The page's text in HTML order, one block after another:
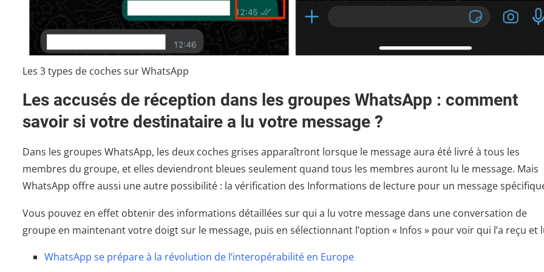
Les 3 types de coches sur WhatsApp
Les accusés de réception dans les groupes WhatsApp : comment
savoir si votre destinataire a lu votre message ?
Dans les groupes WhatsApp, les deux coches grises apparaîtront lorsque le message aura été livré à tous les
membres du groupe, et elles deviendront bleues seulement quand tous les membres auront lu le message. Mais
WhatsApp offre aussi une autre possibilité : la vérification des Informations de lecture pour un message
Vous pouvez en effet obtenir des informations détaillées sur qui a lu votre message dans une conversation de
groupe en maintenant votre doigt sur le message, puis en sélectionnant l’option « Infos » pour voir qui l’a reçu et
WhatsApp se prépare à la révolution de l’interopérabilité en Europe